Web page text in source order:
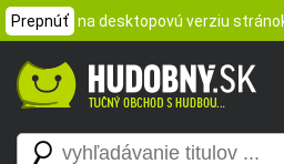
Prepnúť na desktopovú verziu